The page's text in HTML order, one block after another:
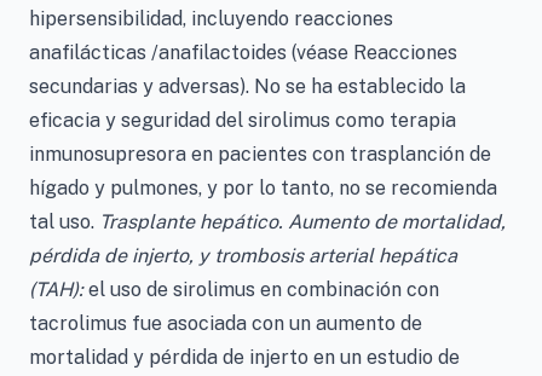
hipersensibilidad, incluyendo reacciones
anafilácticas /anafilactoides (véase Reacciones
secundarias y adversas). No se ha establecido la
eficacia y seguridad del sirolimus como terapia
inmunosupresora en pacientes con trasplanción de
hígado y pulmones, y por lo tanto, no se recomienda
tal uso. Trasplante hepático. Aumento de mortalidad,
pérdida de injerto, y trombosis arterial hepática
(TAH):el uso de sirolimus en combinación con
tacrolimus fue asociada con un aumento de
mortalidad y pérdida de injerto en un estudio de